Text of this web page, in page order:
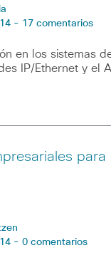
- 17 comentarios
en los sistemas
IP/Ethernet y el
- 0 comentarios